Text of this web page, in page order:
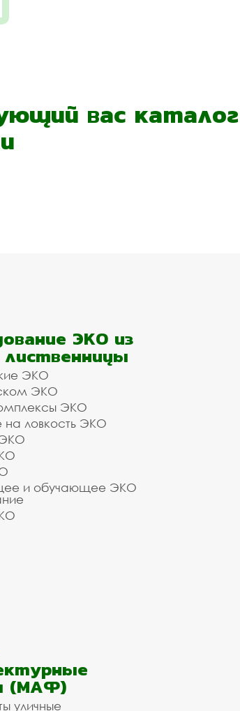
вас
ЭКО из
лиственницы
ЭКО
ЭКО
ЭКО
на ловкость ЭКО
и обучающее ЭКО
(МАФ)
уличные